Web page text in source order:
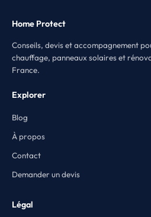
Home Protect
Conseils, devis et accompagnement
chauffage, panneaux solaires et
France.
Explorer
Blog
À propos
Contact
Demander un devis
Légal